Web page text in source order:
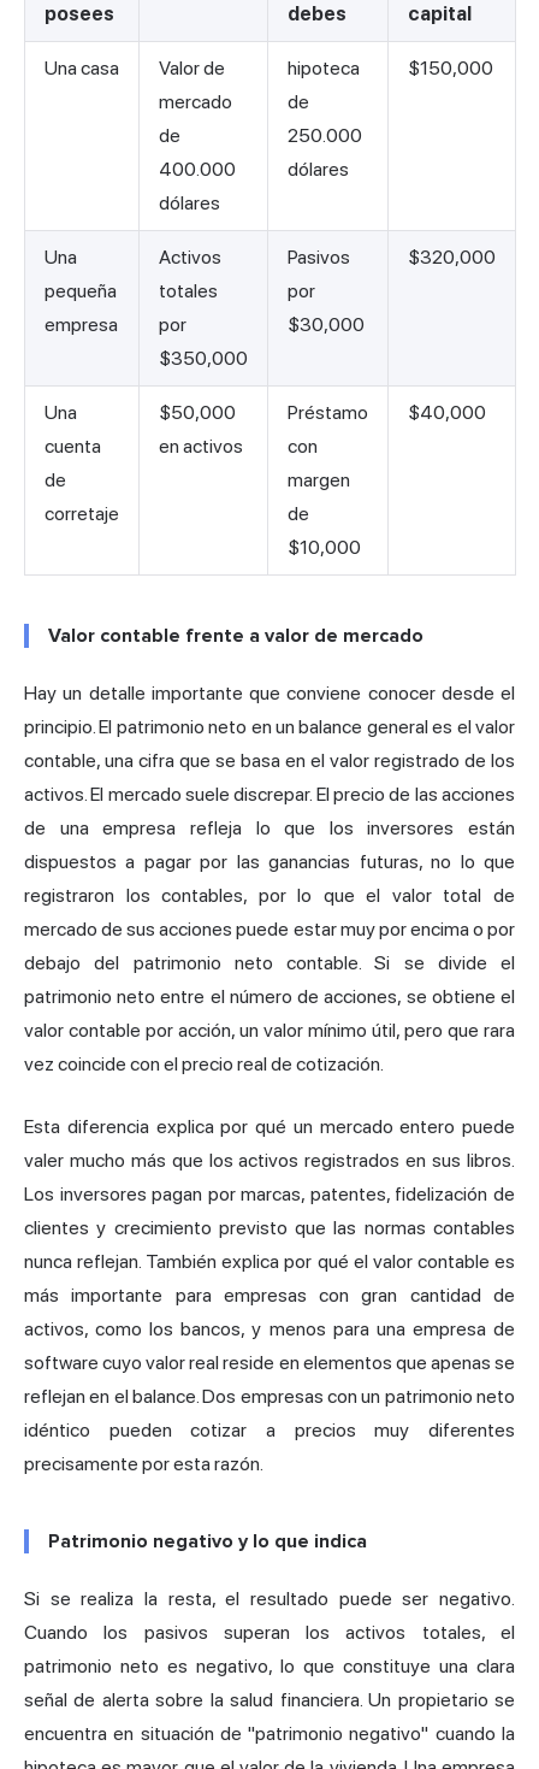
posees
debes
capital
Una casa
Valor de
mercado
de
400.000
dólares
hipoteca
de
250.000
dólares
$150,000
Una
pequeña
empresa
Activos
totales
por
$350,000
Pasivos
por
$30,000
$320,000
Una
cuenta
de
corretaje
$50,000
en activos
Préstamo
con
margen
de
$10,000
$40,000
Valor contable frente a valor de mercado
Hay un detalle importante que conviene conocer desde el
principio. El patrimonio neto en un balance general es el valor
contable, una cifra que se basa en el valor registrado de los
activos. El mercado suele discrepar. El precio de las acciones
de una empresa refleja lo que los inversores están
dispuestos a pagar por las ganancias futuras, no lo que
registraron los contables, por lo que el valor total de
mercado de sus acciones puede estar muy por encima o por
debajo del patrimonio neto contable. Si se divide el
patrimonio neto entre el número de acciones, se obtiene el
valor contable por acción, un valor mínimo útil, pero que rara
vez coincide con el precio real de cotización.
Esta diferencia explica por qué un mercado entero puede
valer mucho más que los activos registrados en sus libros.
Los inversores pagan por marcas, patentes, fidelización de
clientes y crecimiento previsto que las normas contables
nunca reflejan. También explica por qué el valor contable es
más importante para empresas con gran cantidad de
activos, como los bancos, y menos para una empresa de
software cuyo valor real reside en elementos que apenas se
reflejan en el balance. Dos empresas con un patrimonio neto
idéntico pueden cotizar a precios muy diferentes
precisamente por esta razón.
Patrimonio negativo y lo que indica
Si se realiza la resta, el resultado puede ser negativo.
Cuando los pasivos superan los activos totales, el
patrimonio neto es negativo, lo que constituye una clara
señal de alerta sobre la salud financiera. Un propietario se
encuentra en situación de "patrimonio negativo" cuando la